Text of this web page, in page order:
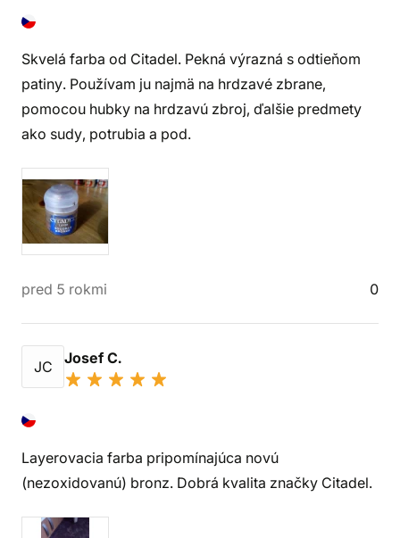
Skvelá farba od Citadel. Pekná výrazná s odtieňom
patiny. Používam ju najmä na hrdzavé zbrane,
pomocou hubky na hrdzavú zbroj, ďalšie predmety
ako sudy, potrubia a pod.
pred 5 rokmi 0
JC Josef C.
Layerovacia farba pripomínajúca novú
(nezoxidovanú) bronz. Dobrá kvalita značky Citadel.